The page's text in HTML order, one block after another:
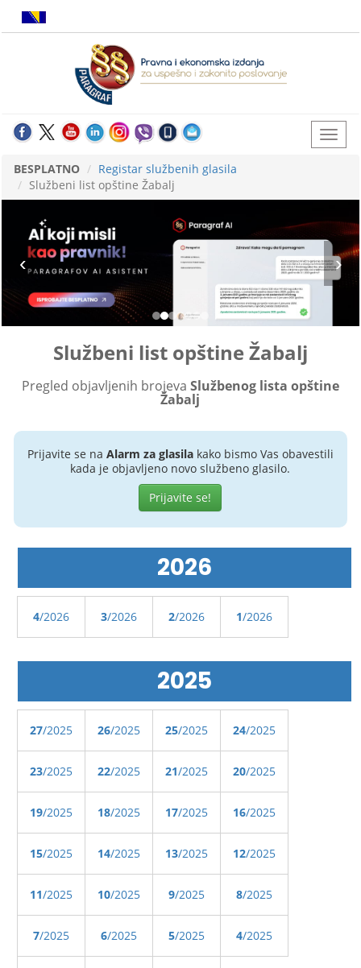
BESPLATNO
Registar službenih glasila
Službeni list opštine Žabalj
Službeni list opštine Žabalj
Pregled objavljenih brojeva Službenog lista opštine
Žabalj
Prijavite se na Alarm za glasilakako bismo Vas obavestili
kada je objavljeno novo službeno glasilo.
Prijavite se!
2026
4/2026 3/2026 2/2026 1/2026
2025
27/2025 26/2025 25/2025 24/2025
23/2025 22/2025 21/2025 20/2025
19/2025 18/2025 17/2025 16/2025
15/2025 14/2025 13/2025 12/2025
11/2025 10/2025 9/2025 8/2025
7/2025 6/2025 5/2025 4/2025